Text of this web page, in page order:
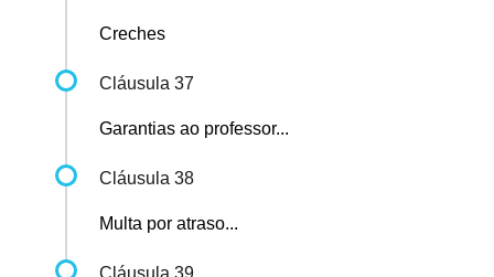
Creches
Cláusula 37
Garantias ao professor...
Cláusula 38
Multa por atraso...